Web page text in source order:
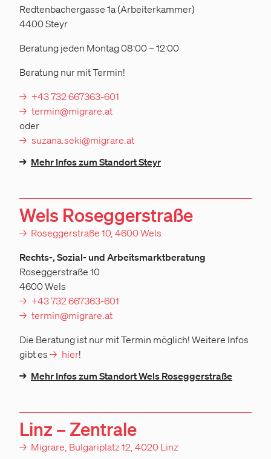
Redtenbachergasse 1a (Arbeiterkammer)
4400 Steyr
Beratung jeden Montag 08:00 – 12:00
Beratung nur mit Termin!
+43 732 667363-601
termin@migrare.at
oder
suzana.seki@migrare.at
→ Mehr Infos zum Standort Steyr
Wels Roseggerstraße
→ Roseggerstraße 10, 4600 Wels
Rechts-, Sozial- und Arbeitsmarktberatung
Roseggerstraße 10
4600 Wels
+43 732 667363-601
termin@migrare.at
Die Beratung ist nur mit Termin möglich! Weitere Infos
gibt es
hier!
→ Mehr Infos zum Standort Wels Roseggerstraße
Linz – Zentrale
→ Migrare, Bulgariplatz 12, 4020 Linz